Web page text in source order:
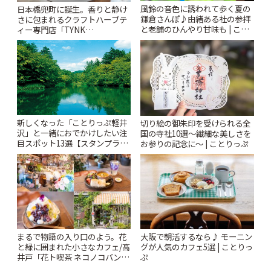
日本橋兜町に誕生。香りと静け
さに包まれるクラフトハーブテ
ィー専門店「TYNK
Kabutocho」 | ことりっぷ
風鈴の音色に誘われて歩く夏の
鎌倉さんぽ♪由緒ある社の参拝
と老舗のひんやり甘味も | こと
りっぷ
新しくなった「ことりっぷ軽井
沢」と一緒におでかけしたい注
目スポット13選【スタンプラリ
ー開催中】 | ことりっぷ
切り絵の御朱印を受けられる全
国の寺社10選〜繊細な美しさを
お参りの記念に〜 | ことりっぷ
まるで物語の入り口のよう。花
と緑に囲まれた小さなカフェ/高
井戸「花ト喫茶 ネコノコバン」
大阪で朝活するなら♪ モーニン
グが人気のカフェ5選 | ことりっ
ぷ